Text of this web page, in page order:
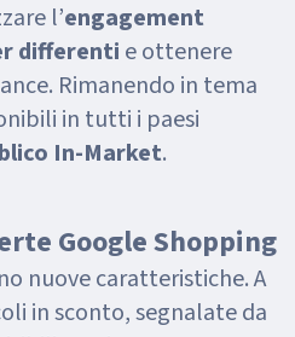
l’engagement
differenti e ottenere
Rimanendo in tema
in tutti i paesi
In-Market.
Google Shopping
nuove caratteristiche. A
in sconto, segnalate da